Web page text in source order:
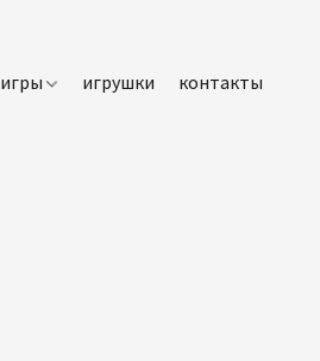
игры игрушки контакты